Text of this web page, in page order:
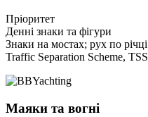
Пріоритет
Денні знаки та фігури
Знаки на мостах; рух по річці
Traffic Separation Scheme, TSS
Маяки та вогні